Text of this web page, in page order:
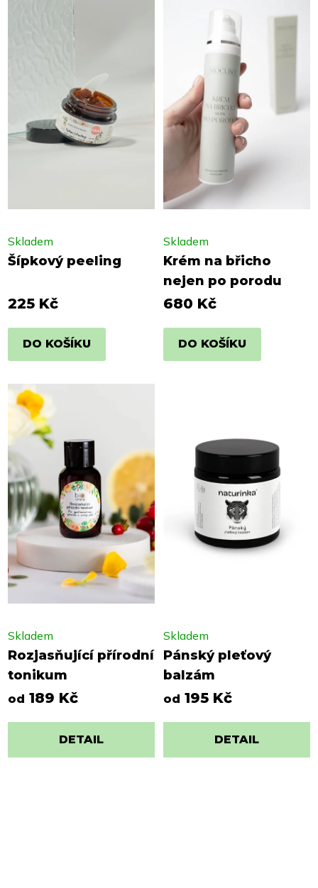
Šípkový peeling
Skladem
225 Kč
DO KOŠÍKU
Krém na břicho
nejen po porodu
Skladem
680 Kč
DO KOŠÍKU
Rozjasňující přírodní
tonikum
Skladem
od 189 Kč
DETAIL
Pánský pleťový
balzám
Skladem
od 195 Kč
DETAIL